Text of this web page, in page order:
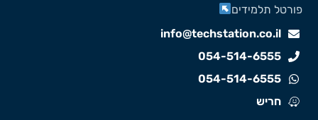
info@techstation.co.il
054-514-6555
054-514-6555
חריש
תלמידים